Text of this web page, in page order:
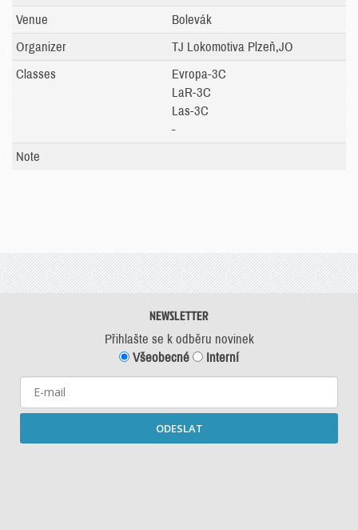
Venue
Bolevák
Organizer
TJ Lokomotiva Plzeň,JO
Classes
Evropa-3C
LaR-3C
Las-3C
-
Note
NEWSLETTER
Přihlašte se k odběru novinek
Všeobecné
Interní
ODESLAT